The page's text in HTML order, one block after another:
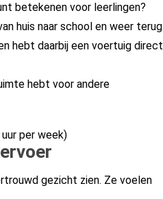
betekenen voor leerlingen?
huis naar school en weer terug
hebt daarbij een voertuig direct
hebt voor andere
gezicht zien. Ze voelen